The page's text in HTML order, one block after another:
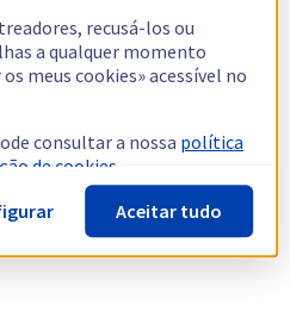
recusá-los ou
a qualquer momento
meus cookies» acessível no
consultar a nossa política
de cookies.
Aceitar tudo